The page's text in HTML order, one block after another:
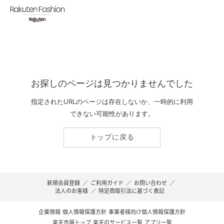
お探しのページは見つかりませんでした
指定されたURLのページは存在しないか、一時的に利用
できない可能性があります。
トップに戻る
新規会員登録 ／ ご利用ガイド ／ お問い合わせ ／
法人のお客様 ／ 特定商取引法に基づく表記
企業情報 個人情報保護方針 事業者様向け個人情報保護方針
楽天市場トップ 楽天のサービス一覧 アプリ一覧